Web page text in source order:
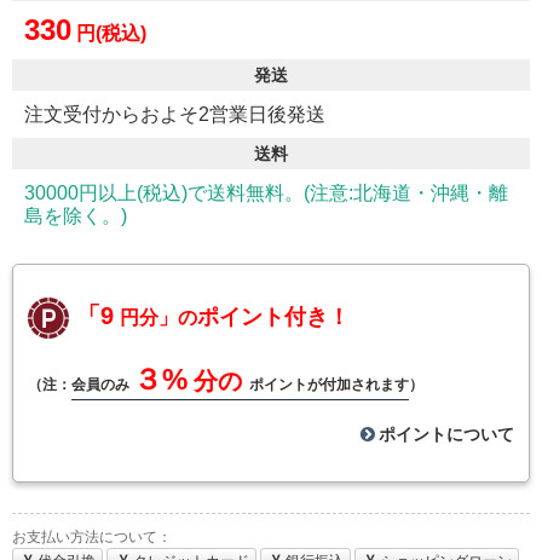
330 円(税込)
発送
注文受付からおよそ2営業日後発送
送料
30000円以上(税込)で送料無料。(注意:北海道・沖縄・離
島を除く。)
「9 円分」のポイント付き！
（注： 会員のみ ３% 分の ポイントが付加されます）
ポイントについて
お支払い方法について：